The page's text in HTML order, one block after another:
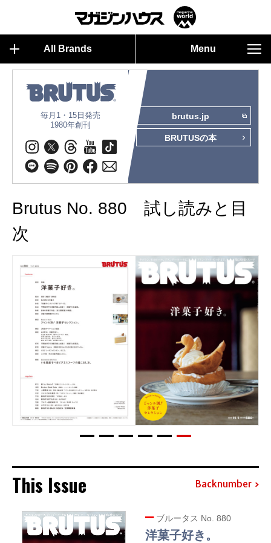
All Brands Menu
毎月1・15日発売
1980年創刊
brutus.jp
BRUTUSの本
Brutus No. 880 試し読みと目
次
This Issue Backnumber
ブルータス No. 880
洋菓子好き。